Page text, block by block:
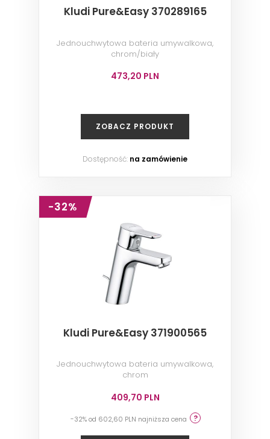
Kludi Pure&Easy 370289165
Jednouchwytowa bateria umywalkowa,
chrom/biały
473,20 PLN
ZOBACZ PRODUKT
Dostępność: na zamówienie
-32%
Kludi Pure&Easy 371900565
Jednouchwytowa bateria umywalkowa,
chrom
409,70 PLN
-32% od 602,60 PLN najniższa cena